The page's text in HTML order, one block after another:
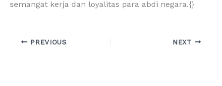
semangat kerja dan loyalitas para abdi negara.{}
PREVIOUS NEXT